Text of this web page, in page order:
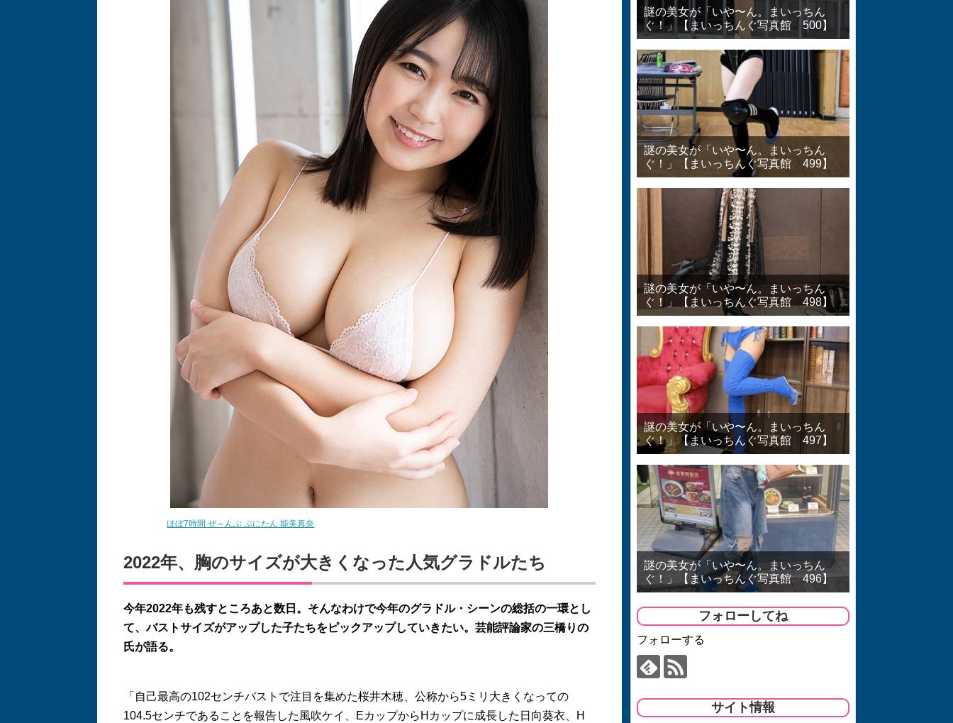
ほぼ7時間 ぜ～んぶ ぷにたん 能美真奈
2022年、胸のサイズが大きくなった人気グラドルたち
今年2022年も残すところあと数日。そんなわけで今年のグラドル・シーンの総括の一環とし
て、バストサイズがアップした子たちをピックアップしていきたい。芸能評論家の三橋りの
氏が語る。
「自己最高の102センチバストで注目を集めた桜井木穂、公称から5ミリ大きくなっての
104.5センチであることを報告した風吹ケイ、EカップからHカップに成長した日向葵衣、H
謎の美女が「いや〜ん。まいっちん
ぐ！」【まいっちんぐ写真館 500】
謎の美女が「いや〜ん。まいっちん
ぐ！」【まいっちんぐ写真館 499】
謎の美女が「いや〜ん。まいっちん
ぐ！」【まいっちんぐ写真館 498】
謎の美女が「いや〜ん。まいっちん
ぐ！」【まいっちんぐ写真館 497】
謎の美女が「いや〜ん。まいっちん
ぐ！」【まいっちんぐ写真館 496】
フォローしてね
フォローする
サイト情報